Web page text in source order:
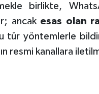
birlikte,
ancak esas olan
tür yöntemlerle
resmi kanallara